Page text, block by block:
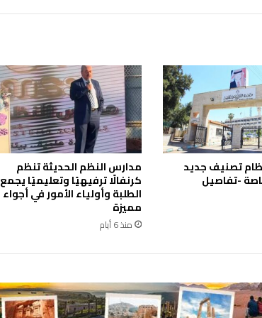
ت
ق
ل
ب
ي
ئ
ة
ا
ل
م
ة
ا
تصنيف جديد
-تفاصيل
مدارس النظم الحديثة تنظم
كرنفالًا ترفيهيًا وتعليميًا يجمع
الطلبة وأولياء الأمور في أجواء
مميزة
منذ 6 أيام